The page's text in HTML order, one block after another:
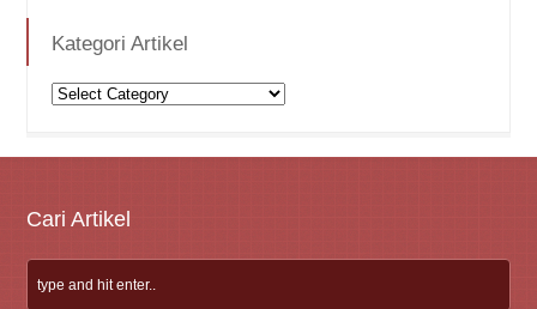
Kategori Artikel
Kategori
Cari Artikel